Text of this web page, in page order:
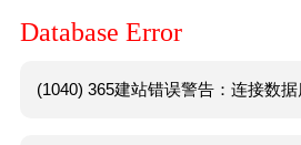
Database Error
(1040) 365建站错误警告：连接数